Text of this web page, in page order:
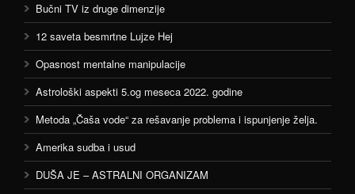
Bučni TV iz druge dimenzije
12 saveta besmrtne Lujze Hej
Opasnost mentalne manipulacije
Astrološki aspekti 5.og meseca 2022. godine
Metoda „Čaša vode“ za rešavanje problema i ispunjenje želja.
Amerika sudba i usud
DUŠA JE – ASTRALNI ORGANIZAM